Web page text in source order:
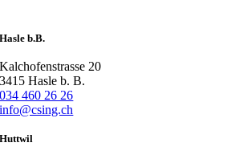
Hasle b.B.
Kalchofenstrasse 20
3415 Hasle b. B.
034 460 26 26
info@csing.ch
Huttwil